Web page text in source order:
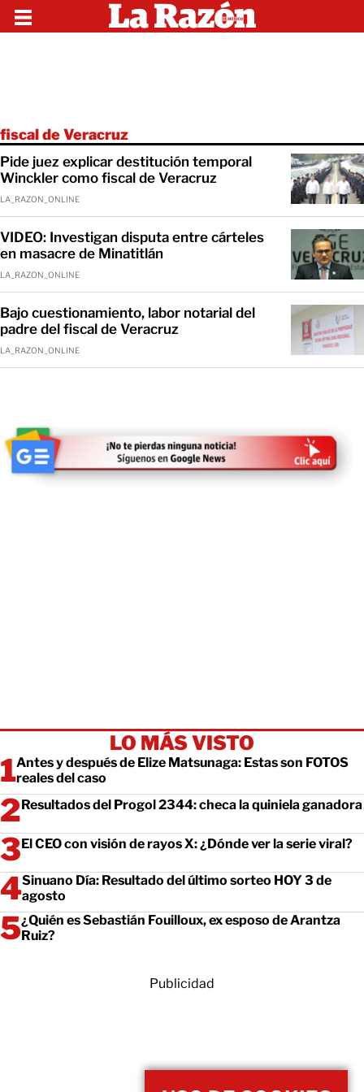
fiscal de Veracruz
Pide juez explicar destitución temporal
Winckler como fiscal de Veracruz
LA_RAZON_ONLINE
VIDEO: Investigan disputa entre cárteles
en masacre de Minatitlán
LA_RAZON_ONLINE
Bajo cuestionamiento, labor notarial del
padre del fiscal de Veracruz
LA_RAZON_ONLINE
LO MÁS VISTO
Antes y después de Elize Matsunaga: Estas son FOTOS
reales del caso
Resultados del Progol 2344: checa la quiniela ganadora
El CEO con visión de rayos X: ¿Dónde ver la serie viral?
Sinuano Día: Resultado del último sorteo HOY 3 de
agosto
¿Quién es Sebastián Fouilloux, ex esposo de Arantza
Ruiz?
Publicidad